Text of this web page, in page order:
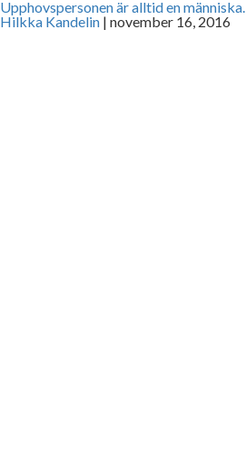
Upphovspersonen är alltid en människa.
Hilkka Kandelin | november 16, 2016